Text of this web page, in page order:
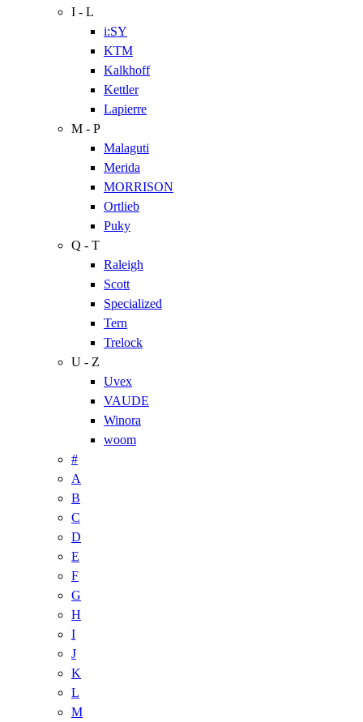
I - L
i:SY
KTM
Kalkhoff
Kettler
Lapierre
M - P
Malaguti
Merida
MORRISON
Ortlieb
Puky
Q - T
Raleigh
Scott
Specialized
Tern
Trelock
U - Z
Uvex
VAUDE
Winora
woom
#
A
B
C
D
E
F
G
H
I
J
K
L
M